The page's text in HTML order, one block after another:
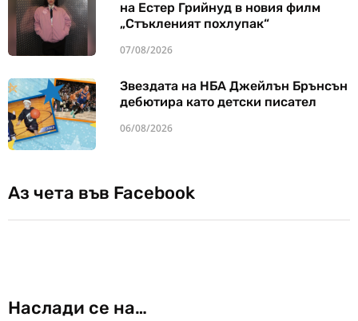
на Естер Грийнуд в новия филм
„Стъкленият похлупак“
07/08/2026
Звездата на НБА Джейлън Брънсън
дебютира като детски писател
06/08/2026
Аз чета във Facebook
Наслади се на…